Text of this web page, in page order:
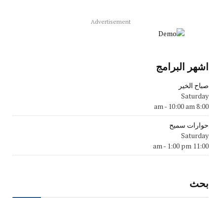
Advertisement
اشهر البرامج
صباح الخير
Saturday
8:00 am
- 10:00 am
حوارات سميح
Saturday
11:00 am
- 1:00 pm
بحث